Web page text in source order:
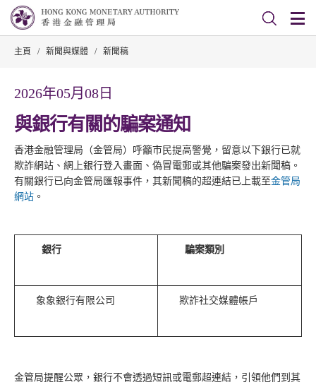
主頁 / 新聞與媒體 / 新聞稿
2026年05月08日
與銀行有關的騙案通知
香港金融管理局（金管局）呼籲市民提高警覺，留意以下銀行已就
欺詐網站、網上銀行登入畫面、偽冒電郵或其他騙案發出新聞稿。
有關銀行已向金管局匯報事件，其新聞稿的超連結已上載至金管局
網站 。
銀行 騙案類別
象象銀行有限公司 欺詐社交媒體帳戶
金管局提醒公眾，銀行不會透過短訊或電郵超連結，引領他們到其